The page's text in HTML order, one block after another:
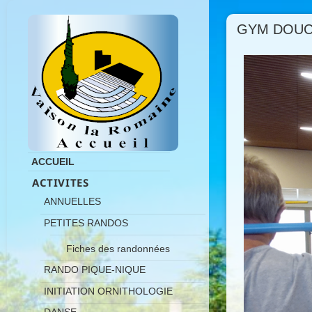
ACCUEIL
ACTIVITES
ANNUELLES
PETITES RANDOS
Fiches des randonnées
RANDO PIQUE-NIQUE
INITIATION ORNITHOLOGIE
GYM